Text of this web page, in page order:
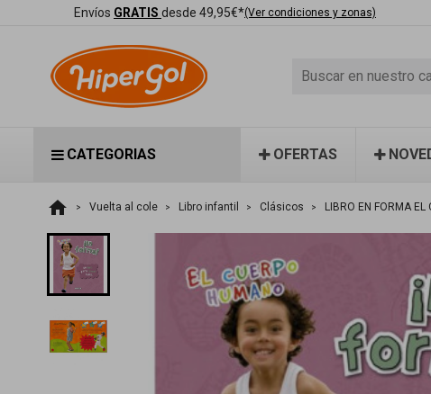
Envíos GRATIS desde 49,95€*(Ver condiciones y zonas)
CATEGORIAS OFERTAS
home Vuelta al cole Libro infantil Clásicos LIBRO EN FORMA